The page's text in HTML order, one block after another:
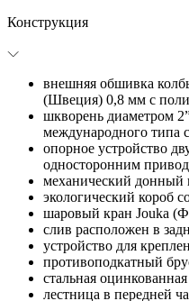
Конструкция
внешняя обшивка
(Швеция) 0,8 мм c
шкворень диаметром
международного типа
опорное устройство
односторонним
механический
экологический короб
шаровый кран Jouka
слив расположен в
устройство для
противоподкатный
стальная
лестница в передней